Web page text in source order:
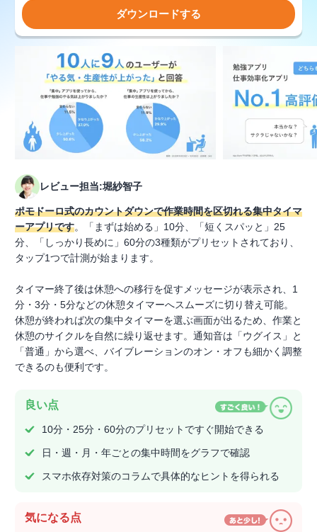
ダウンロードする
レビュー担当:堀紗智子
ポモドーロ式のカウントダウンで作業時間を区切れる集中タイマ
ーアプリです。「まずは始める」10分、「短くスパッと」25
分、「しっかり長めに」60分の3種類がプリセットされており、
タップ1つで計測が始まります。
タイマー終了後は休憩への移行を促すメッセージが表示され、1
分・3分・5分などの休憩タイマーへスムーズに切り替え可能。
休憩が終われば次の集中タイマーを選ぶ画面が出るため、作業と
休憩のサイクルを自然に繰り返せます。通知音は「ウグイス」と
「普通」から選べ、バイブレーションのオン・オフも細かく調整
できるのも便利です。
良い点
10分・25分・60分のプリセットですぐ開始できる
日・週・月・年ごとの集中時間をグラフで確認
スマホ依存対策のコラムで具体的なヒントを得られる
気になる点